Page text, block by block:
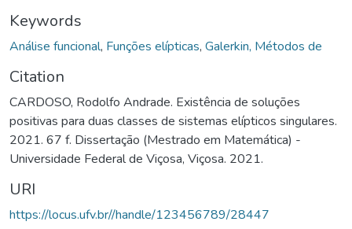
Keywords
Análise funcional, Funções elípticas, Galerkin, Métodos de
Citation
CARDOSO, Rodolfo Andrade. Existência de soluções
positivas para duas classes de sistemas elípticos singulares.
2021. 67 f. Dissertação (Mestrado em Matemática) -
Universidade Federal de Viçosa, Viçosa. 2021.
URI
https://locus.ufv.br//handle/123456789/28447